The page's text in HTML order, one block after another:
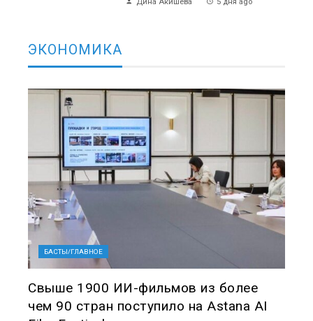
Дина Акишева 5 дня ago
ЭКОНОМИКА
БАСТЫ/ГЛАВНОЕ
Свыше 1900 ИИ-фильмов из более
чем 90 стран поступило на Astana AI